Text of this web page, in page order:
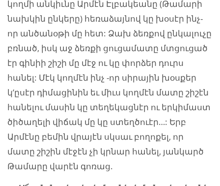
կողմի անկիւնը Արմէն Էլբակեանը (Թամարի
նախկին ընկերը) հեռաձայնով կը խօսէր ինչ-
որ անծանօթի մը հետ: Ձախ ձեռքով ընկալուչը
բռնած, իսկ աջ ձեռքի ցուցամատը մտցուցած
էր գինիի շիշի մը մէջ ու կը փորձեր դուրս
հանել: Մէկ կողմէն ինչ -որ սիրային խօսքեր
կ’ըսէր դիմացինին եւ միւս կողմէն մատը շիշէն
հանելու մասին կը տեղեկացնէր ու երկիմաստ
ծիծաղելի վիճակ մը կը ստեղծուէր…: Երբ
Արմէնը բեմին վրայէն սկսաւ բողոքել, որ
մատը շիշին մէջէն չի կրնար հանել, յանկարծ
Թամարը վարէն գոռաց.